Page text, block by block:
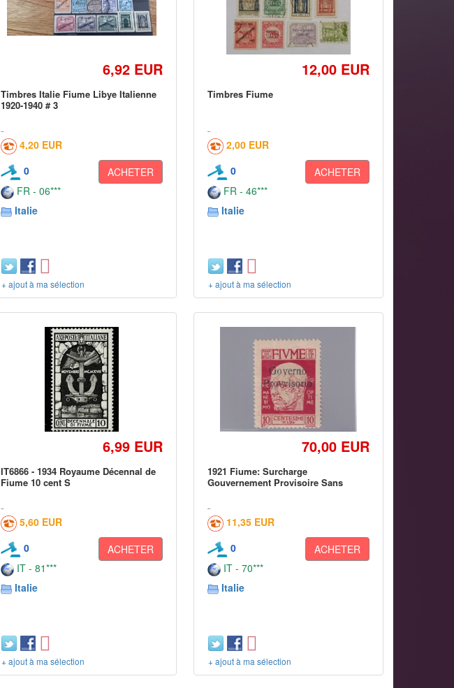
6,92 EUR
Timbres Italie Fiume Libye Italienne
1920-1940 # 3
4,20 EUR
0
ACHETER
FR - 06***
Italie
+ ajout à ma sélection
12,00 EUR
Timbres Fiume
2,00 EUR
0
ACHETER
FR - 46***
Italie
+ ajout à ma sélection
6,99 EUR
IT6866 - 1934 Royaume Décennal de
Fiume 10 cent S
5,60 EUR
0
ACHETER
IT - 81***
Italie
+ ajout à ma sélection
70,00 EUR
1921 Fiume: Surcharge
Gouvernement Provisoire Sans
11,35 EUR
0
ACHETER
IT - 70***
Italie
+ ajout à ma sélection